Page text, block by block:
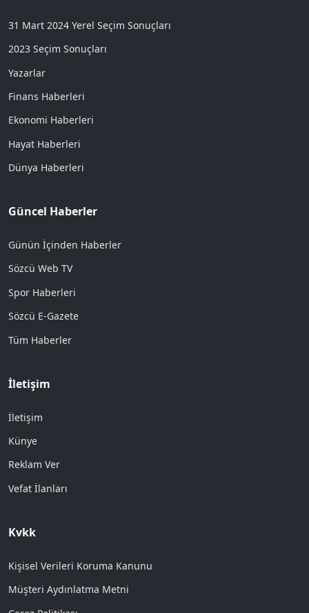
31 Mart 2024 Yerel Seçim Sonuçları
2023 Seçim Sonuçları
Yazarlar
Finans Haberleri
Ekonomi Haberleri
Hayat Haberleri
Dünya Haberleri
Güncel Haberler
Günün İçinden Haberler
Sözcü Web TV
Spor Haberleri
Sözcü E-Gazete
Tüm Haberler
İletişim
İletişim
Künye
Reklam Ver
Vefat İlanları
Kvkk
Kişisel Verileri Koruma Kanunu
Müşteri Aydınlatma Metni